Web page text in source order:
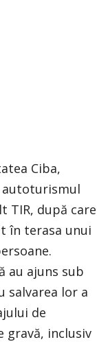
Ciba,
autoturismul
TIR, după care
în terasa unui
au ajuns sub
salvarea lor a
de
gravă, inclusiv